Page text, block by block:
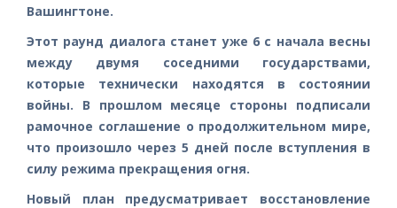
Вашингтоне.
Этот раунд диалога станет уже 6 с начала весны
между двумя соседними государствами,
которые технически находятся в состоянии
войны. В прошлом месяце стороны подписали
рамочное соглашение о продолжительном мире,
что произошло через 5 дней после вступления в
силу режима прекращения огня.
Новый план предусматривает восстановление